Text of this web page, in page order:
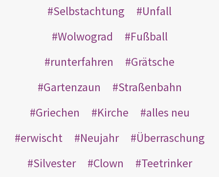
Selbstachtung
Unfall
Wolwograd
Fußball
runterfahren
Grätsche
Gartenzaun
Straßenbahn
Griechen
Kirche
alles neu
erwischt
Neujahr
Überraschung
Silvester
Clown
Teetrinker